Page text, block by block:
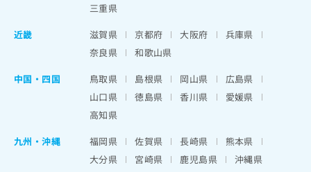
三重県
近畿
滋賀県 京都府 大阪府
兵庫県
奈良県
和歌山県
中国・四国
鳥取県 島根県 岡山県
広島県
山口県
徳島県 香川県
愛媛県
高知県
九州・沖縄
福岡県 佐賀県 長崎県
熊本県
大分県
宮崎県 鹿児島県 沖縄県